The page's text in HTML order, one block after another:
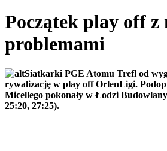
Początek play off z
problemami
Siatkarki PGE Atomu Trefl od
rywalizację w play off OrlenLigi.
Micellego pokonały w Łodzi
25:20, 27:25).